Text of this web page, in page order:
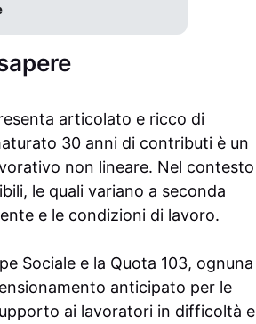
articolato e ricco di
30 anni di contributi è un
non lineare. Nel contesto
le quali variano a seconda
e le condizioni di lavoro.
Sociale e la Quota 103, ognuna
anticipato per le
ai lavoratori in difficoltà e